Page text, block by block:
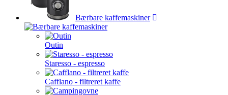
Bærbare kaffemaskiner
Outin
Staresso - espresso
Cafflano - filtreret kaffe